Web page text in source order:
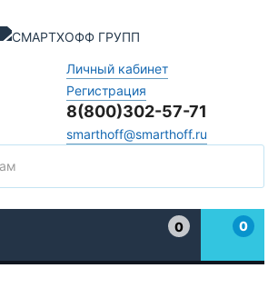
Личный кабинет
Регистрация
8(800)302-57-71
smarthoff@smarthoff.ru
0
0